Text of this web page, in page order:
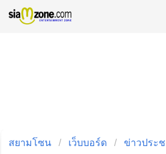
สยามโซน เว็บบอร์ด ข่าวประ